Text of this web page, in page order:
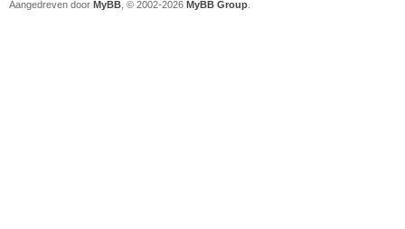
Aangedreven door MyBB , © 2002-2026 MyBB Group